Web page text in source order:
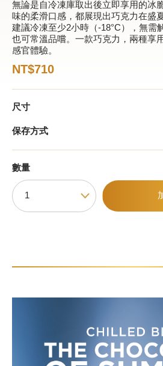
G Cube
可可粉/
蛋糕
無論是自冷凍庫取出後立即享用的冰
味的柔滑口感，都展現出巧克力在盛
建議冷凍至少2小時（-18°C），無需
也可常溫品嚐。一款巧克力，兩種享
感官體驗。
NT$710
尺寸
保存方式
數量